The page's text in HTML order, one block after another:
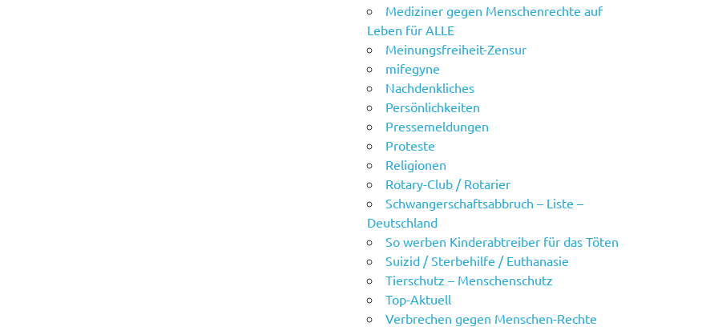
Mediziner gegen Menschenrechte auf
Leben für ALLE
Meinungsfreiheit-Zensur
mifegyne
Nachdenkliches
Persönlichkeiten
Pressemeldungen
Proteste
Religionen
Rotary-Club / Rotarier
Schwangerschaftsabbruch – Liste –
Deutschland
So werben Kinderabtreiber für das Töten
Suizid / Sterbehilfe / Euthanasie
Tierschutz – Menschenschutz
Top-Aktuell
Verbrechen gegen Menschen-Rechte